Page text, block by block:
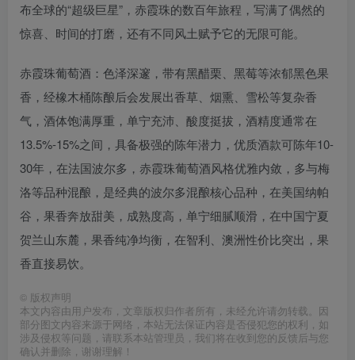
布全球的“超级巨星”，赤霞珠的数百年旅程，写满了偶然的
惊喜、时间的打磨，还有不同风土赋予它的无限可能。
赤霞珠葡萄酒：色泽深邃，带有黑醋栗、黑莓等浓郁黑色果
香，经橡木桶陈酿后会发展出香草、烟熏、雪松等复杂香
气，酒体饱满厚重，单宁充沛、酸度挺拔，酒精度通常在
13.5%-15%之间，具备极强的陈年潜力，优质酒款可陈年10-
30年，在法国波尔多‌，赤霞珠葡萄酒风格优雅内敛，多与梅
洛等品种混酿，是经典的波尔多混酿核心品种，在美国纳帕
谷‌，果香奔放甜美，成熟度高，单宁细腻顺滑，在中国宁夏
贺兰山东麓‌，果香纯净均衡，在智利、澳洲性价比突出，果
香直接易饮。
© 版权声明
本文内容由用户发布，文章版权归作者所有，未经允许请勿转载。因
部分图文内容来源于网络，本站无法保证内容是否侵犯您的权利，如
涉及侵权等问题，请联系本站管理员，我们将在收到您的反馈后与您
确认并删除，谢谢理解！